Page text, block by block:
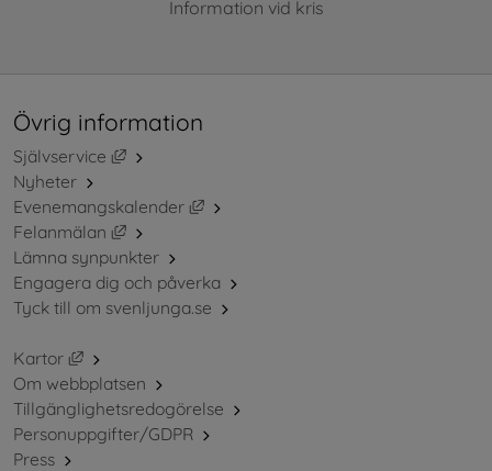
Information vid kris
Övrig information
Självservice
Länk till annan webbplats, öppnas i nytt fönster.
Nyheter
Evenemangskalender
Länk till annan webbplats, öppnas i
Felanmälan
Länk till annan webbplats, öppnas i nytt fönster.
Lämna synpunkter
Engagera dig och påverka
Tyck till om svenljunga.se
Kartor
Länk till annan webbplats, öppnas i nytt fönster.
Om webbplatsen
Tillgänglighetsredogörelse
Personuppgifter/GDPR
Press